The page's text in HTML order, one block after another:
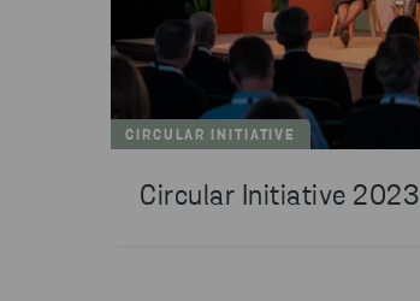
CIRCULAR INITIATIVE
Circular Initiative 2023